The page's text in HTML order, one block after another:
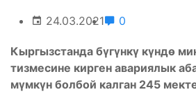
24.03.2021 0
Кыргызстанда бүгүнкү күндө
тизмесине кирген авариялык
мүмкүн болбой калган 245